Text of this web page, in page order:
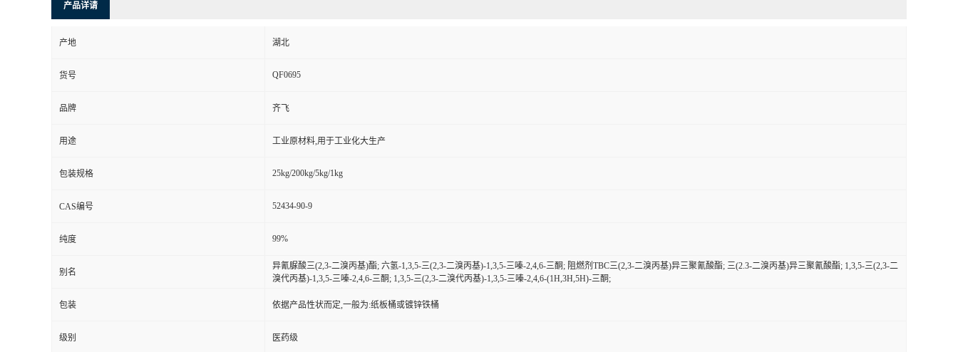
产品详请
产地 湖北
货号 QF0695
品牌 齐飞
用途 工业原材料,用于工业化大生产
包装规格 25kg/200kg/5kg/1kg
CAS编号 52434-90-9
纯度 99%
别名
异氰脲酸三(2,3-二溴丙基)酯; 六氢-1,3,5-三(2,3-二溴丙基)-1,3,5-三嗪-2,4,6-三酮; 阻燃剂TBC三(2,3-二溴丙基)异三聚氰酸酯; 三(2.3-二溴丙基)异三聚氰酸酯; 1,3,5-三(2,3-二
溴代丙基)-1,3,5-三嗪-2,4,6-三酮; 1,3,5-三(2,3-二溴代丙基)-1,3,5-三嗪-2,4,6-(1H,3H,5H)-三酮;
包装 依据产品性状而定,一般为:纸板桶或镀锌铁桶
级别 医药级